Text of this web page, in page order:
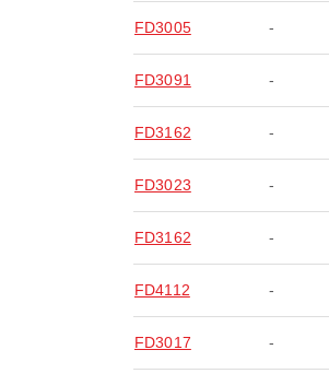
FD3005 -
FD3091 -
FD3162 -
FD3023 -
FD3162 -
FD4112 -
FD3017 -